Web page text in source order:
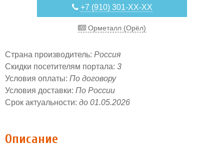
+7 (910) 301-XX-XX
Орметалл (Орёл)
Страна производитель: Россия
Скидки посетителям портала: 3
Условия оплаты: По договору
Условия доставки: По России
Срок актуальности: до 01.05.2026
Описание